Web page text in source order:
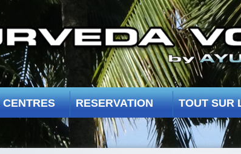
RESERVATION TOUT SUR